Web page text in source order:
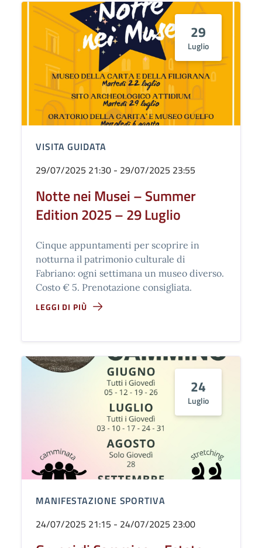
29
Luglio
VISITA GUIDATA
29/07/2025 21:30 - 29/07/2025 23:55
Notte nei Musei – Summer
Edition 2025 – 29 Luglio
Cinque appuntamenti per scoprire in
notturna il patrimonio culturale di
Fabriano: ogni settimana un museo diverso.
Costo € 5. Prenotazione consigliata.
LEGGI DI PIÙ
24
Luglio
MANIFESTAZIONE SPORTIVA
24/07/2025 21:15 - 24/07/2025 23:00